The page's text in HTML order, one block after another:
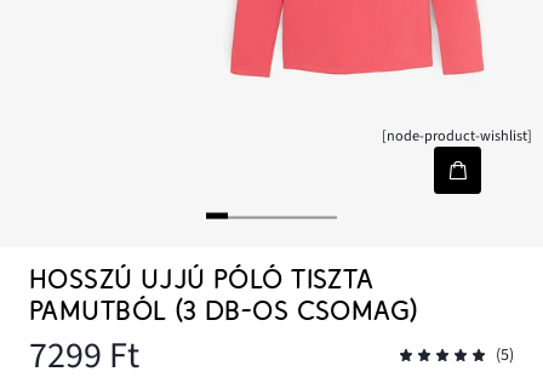
[node-product-wishlist]
HOSSZÚ UJJÚ PÓLÓ TISZTA
PAMUTBÓL (3 DB-OS CSOMAG)
7299 Ft (5)